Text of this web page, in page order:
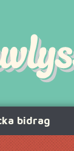
bidrag